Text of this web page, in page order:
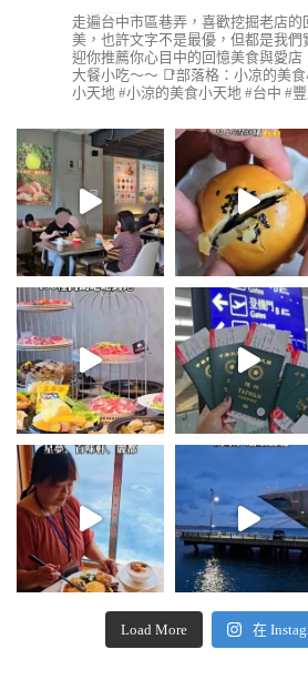
走遍台中市區巷弄，喜歡挖掘老店
美，也許文字不是最優，但都是我
迎你推薦你心目中的回憶美食與愛
大餐小吃～～ 📑部落格：小凉的美
小天地 #小涼的美食小天地 #台中 #
Load More 在